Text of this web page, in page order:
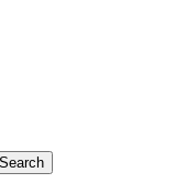
Search